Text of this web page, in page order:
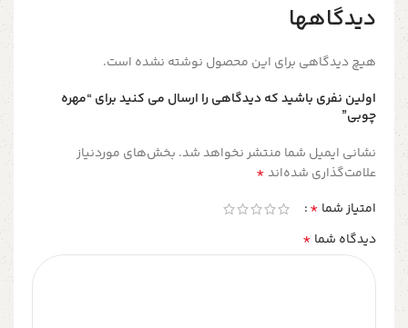
دیدگاهها
هیچ دیدگاهی برای این محصول نوشته نشده است.
اولین نفری باشید که دیدگاهی را ارسال می کنید برای “مهره
چوبی”
نشانی ایمیل شما منتشر نخواهد شد. بخش‌های موردنیاز
علامت‌گذاری شده‌اند*
امتیاز شما *
دیدگاه شما *